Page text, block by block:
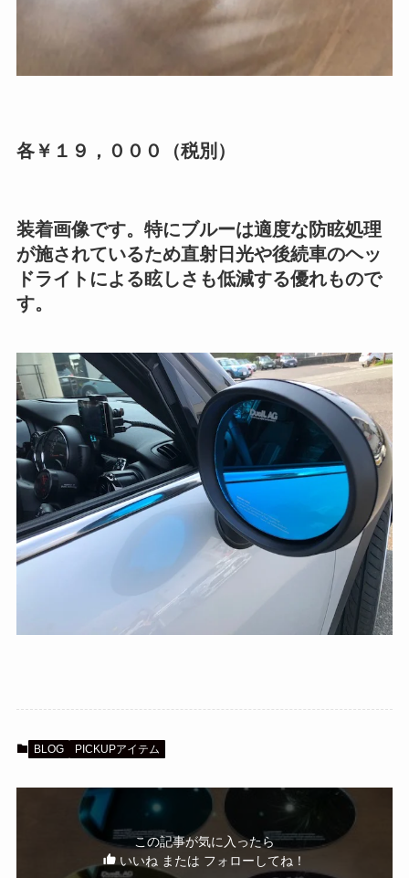
各￥１９，０００（税別）
装着画像です。特にブルーは適度な防眩処理
が施されているため直射日光や後続車のヘッ
ドライトによる眩しさも低減する優れもので
す。
BLOG PICKUPアイテム
この記事が気に入ったら
いいね または フォローしてね！